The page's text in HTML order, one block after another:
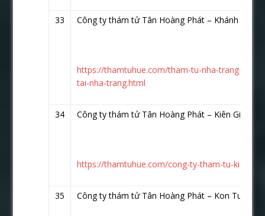
33 Công ty thám tử Tân Hoàng Phát – Khánh Hòa
https://thamtuhue.com/tham-tu-nha-trang-
tai-nha-trang.html
34 Công ty thám tử Tân Hoàng Phát – Kiên Giang
https://thamtuhue.com/cong-ty-tham-tu-kien-
35 Công ty thám tử Tân Hoàng Phát – Kon Tum